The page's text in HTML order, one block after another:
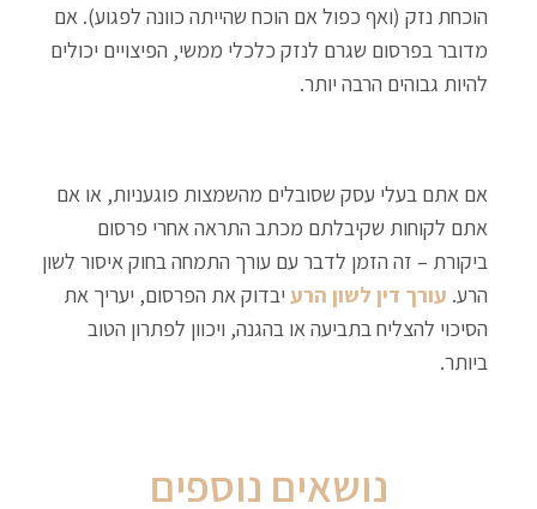
הוכחת נזק (ואף כפול אם הוכח שהייתה כוונה לפגוע). אם
מדובר בפרסום שגרם לנזק כלכלי ממשי, הפיצויים יכולים
להיות גבוהים הרבה יותר.
אם אתם בעלי עסק שסובלים מהשמצות פוגעניות, או אם
אתם לקוחות שקיבלתם מכתב התראה אחרי פרסום
ביקורת – זה הזמן לדבר עם עורך התמחה בחוק איסור לשון
הרע. עורך דין לשון הרע יבדוק את הפרסום, יעריך את
הסיכוי להצליח בתביעה או בהגנה, ויכוון לפתרון הטוב
ביותר.
נושאים נוספים